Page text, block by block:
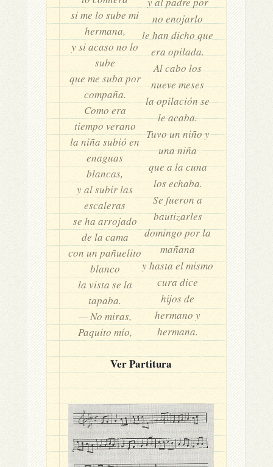
si me lo sube mi
hermana,
y si acaso no lo
sube
que me suba por
compaña.
Como era
tiempo verano
la niña subió en
enaguas
blancas,
y al subir las
escaleras
se ha arrojado
de la cama
con un pañuelito
blanco
la vista se la
tapaba.
— No miras,
Paquito mío,
no enojarlo
le han dicho que
era opilada.
Al cabo los
nueve meses
la opilación se
le acaba.
Tuvo un niño y
una niña
que a la cuna
los echaba.
Se fueron a
bautizarles
domingo por la
mañana
y hasta el mismo
cura dice
hijos de
hermano y
hermana.
Ver Partitura